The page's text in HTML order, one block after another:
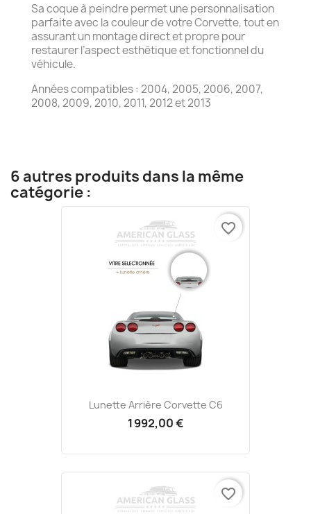
Sa coque à peindre permet une personnalisation
parfaite avec la couleur de votre Corvette, tout en
assurant un montage direct et propre pour
restaurer l’aspect esthétique et fonctionnel du
véhicule.
Années compatibles : 2004, 2005, 2006, 2007,
2008, 2009, 2010, 2011, 2012 et 2013
6 autres produits dans la même
catégorie :
Lunette Arrière Corvette C6
1 992,00 €
favorite_border
favorite_border